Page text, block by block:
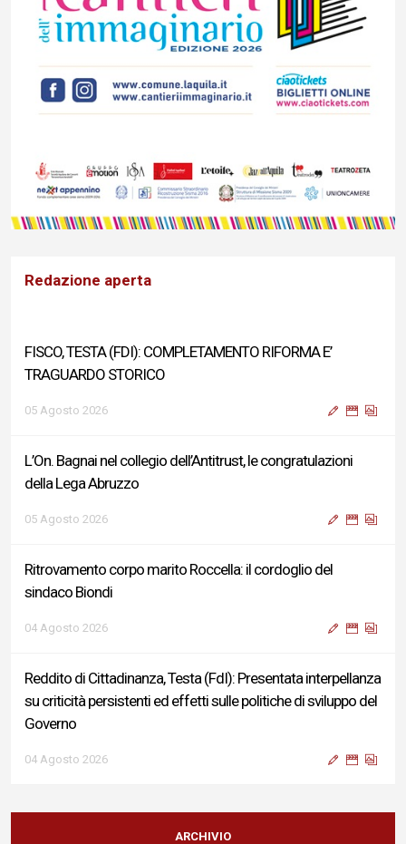
Redazione aperta
FISCO, TESTA (FDI): COMPLETAMENTO RIFORMA E’
TRAGUARDO STORICO
05 Agosto 2026
L’On. Bagnai nel collegio dell’Antitrust, le congratulazioni
della Lega Abruzzo
05 Agosto 2026
Ritrovamento corpo marito Roccella: il cordoglio del
sindaco Biondi
04 Agosto 2026
Reddito di Cittadinanza, Testa (FdI): Presentata interpellanza
su criticità persistenti ed effetti sulle politiche di sviluppo del
Governo
04 Agosto 2026
Sigismondi, Liris e Testa: “Profondo cordoglio e vicinanza al
Ministro Roccella e alla sua famiglia”
ARCHIVIO